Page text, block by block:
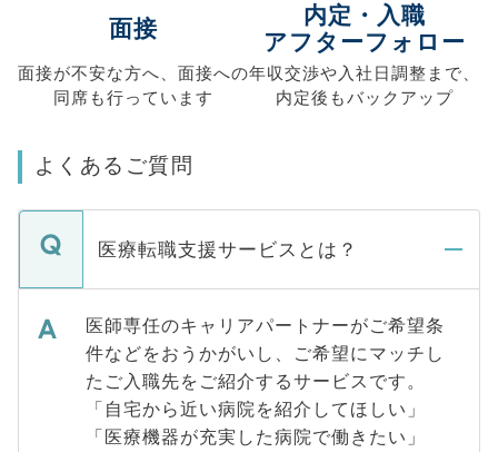
面接
面接が不安な方へ、 面接への
同席も行っています
内定・入職
アフターフォロー
年収交渉や入社日調整まで、
内定後もバックアップ
よくあるご質問
医療転職支援サービスとは？
医師専任のキャリアパートナーがご希望条
件などをおうかがいし、ご希望にマッチし
たご入職先をご紹介するサービスです。
「自宅から近い病院を紹介してほしい」
「医療機器が充実した病院で働きたい」